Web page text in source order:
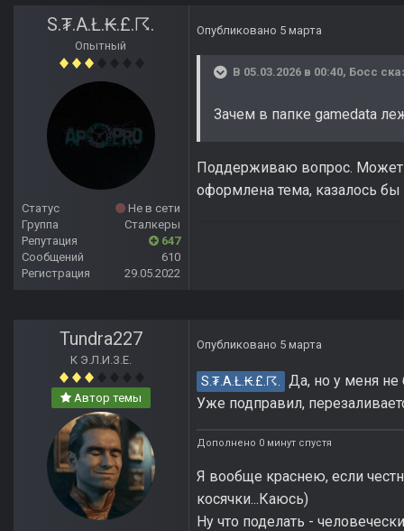
S.₮.A.Ł.₭.£.☈.
Опытный
Статус
Не в сети
Группа
Сталкеры
Репутация
647
Сообщений
610
Регистрация
29.05.2022
Опубликовано 5 марта
В 05.03.2026 в 00:40, Босс
Зачем в папке gamedata
Поддерживаю вопрос. Может
оформлена тема, казалось бы
Tundra227
К Э.Л.И.З.Е.
Автор темы
Опубликовано 5 марта
S.₮.A.Ł.₭.£.☈. Да, но у меня не
Уже подправил,
Дополнено 0 минут спустя
Я вообще краснею, если
косячки...Каюсь)
Ну что поделать -